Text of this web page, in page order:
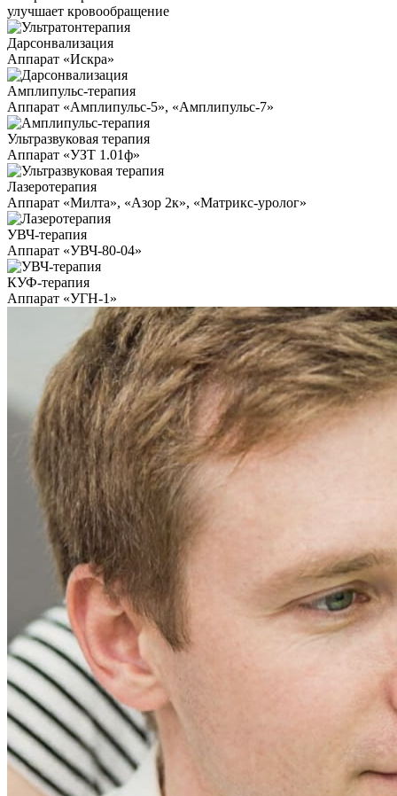
улучшает кровообращение
Дарсонвализация
Аппарат «Искра»
Амплипульс-терапия
Аппарат «Амплипульс-5», «Амплипульс-7»
Ультразвуковая терапия
Аппарат «УЗТ 1.01ф»
Лазеротерапия
Аппарат «Милта», «Азор 2к», «Матрикс-уролог»
УВЧ-терапия
Аппарат «УВЧ-80-04»
КУФ-терапия
Аппарат «УГН-1»